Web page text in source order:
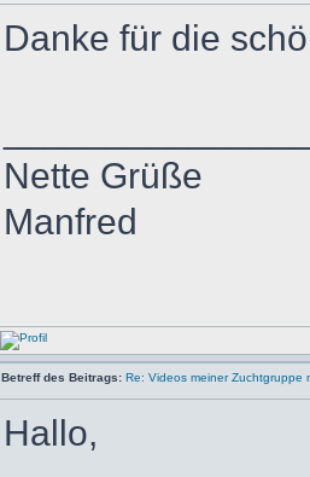
Danke für die
Nette Grüße
Manfred
Betreff des Beitrags: Re: Videos meiner Zuchtgruppe
Hallo,